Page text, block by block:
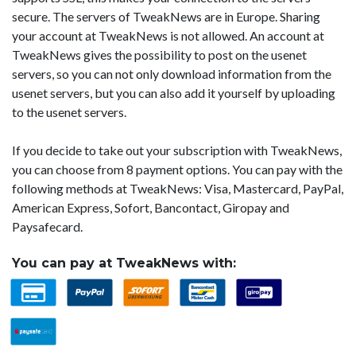
secure. The servers of TweakNews are in Europe. Sharing
your account at TweakNews is not allowed. An account at
TweakNews gives the possibility to post on the usenet
servers, so you can not only download information from the
usenet servers, but you can also add it yourself by uploading
to the usenet servers.
If you decide to take out your subscription with TweakNews,
you can choose from 8 payment options. You can pay with the
following methods at TweakNews: Visa, Mastercard, PayPal,
American Express, Sofort, Bancontact, Giropay and
Paysafecard.
You can pay at TweakNews with: